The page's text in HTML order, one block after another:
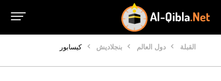
القبلة دول العالم بنجلاديش كيسابور